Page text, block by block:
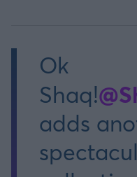
Παρί Σεν Ζερμέν
Ok
Shaq!
adds